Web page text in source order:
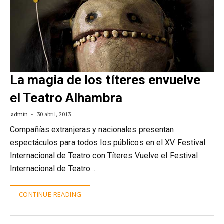
La magia de los títeres envuelve
el Teatro Alhambra
admin 30 abril, 2013
Compañías extranjeras y nacionales presentan
espectáculos para todos los públicos en el XV Festival
Internacional de Teatro con Títeres Vuelve el Festival
Internacional de Teatro…
CONTINUE READING